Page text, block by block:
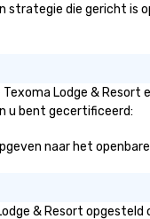
strategie die gericht is
Texoma Lodge &
u bent gecertificeerd:
naar het
& Resort